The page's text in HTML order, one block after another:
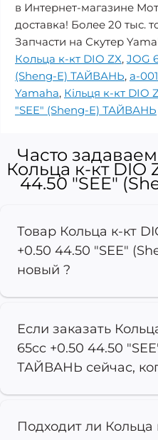
в Интернет-магазине
доставка! Более 20 тыс.
Запчасти на Скутер
Кольца к-кт DIO ZX, JOG
(Sheng-E) ТАЙВАНЬ, a-
Yamaha, Кільця к-кт DIO
"SEE" (Sheng-E) ТАЙВАНЬ
Часто
Кольца к-кт DIO
44.50 "SEE"
Товар Кольца к-кт
+0.50 44.50 "SEE"
новый ?
Если заказать
65cc +0.50 44.50
ТАЙВАНЬ сейчас,
Подходит ли Кольца